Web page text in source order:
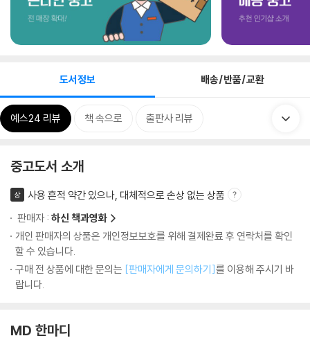
도서정보 배송/반품/교환
예스24 리뷰 책 속으로 출판사 리뷰
중고도서 소개
상
사용 흔적 약간 있으나, 대체적으로 손상 없는 상품
판매자 : 하신 책과영화
개인 판매자의 상품은 개인정보보호를 위해 결제완료 후 연락처를 확인
할 수 있습니다.
구매 전 상품에 대한 문의는 [판매자에게 문의하기]를 이용해 주시기 바
랍니다.
MD 한마디